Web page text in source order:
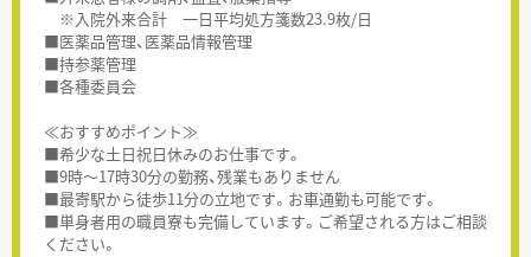
※入院外来合計 一日平均処方箋数23.9枚/日
■医薬品管理、医薬品情報管理
■持参薬管理
■各種委員会
≪おすすめポイント≫
■希少な土日祝日休みのお仕事です。
■9時～17時30分の勤務、残業もありません
■最寄駅から徒歩11分の立地です。お車通勤も可能です。
■単身者用の職員寮も完備しています。ご希望される方はご相談
ください。